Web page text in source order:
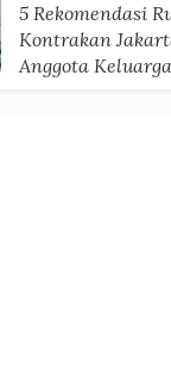
5 Rekomendasi
Kontrakan
Anggota